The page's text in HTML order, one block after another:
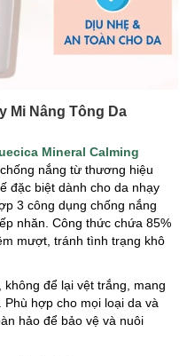
Mi Nâng Tông Da
Mineral Calming
nắng từ thương hiệu
đặc biệt dành cho da nhạy
3 công dụng chống nắng
nhăn. Công thức chứa 85%
mượt, tránh tình trạng khô
để lại vệt trắng, mang
hợp cho mọi loại da và
hảo để bảo vệ và nuôi